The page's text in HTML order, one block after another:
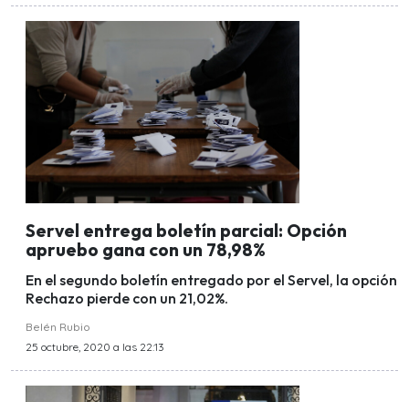
Servel entrega boletín parcial: Opción
apruebo gana con un 78,98%
En el segundo boletín entregado por el Servel, la opción
Rechazo pierde con un 21,02%.
Belén Rubio
25 octubre, 2020 a las 22:13